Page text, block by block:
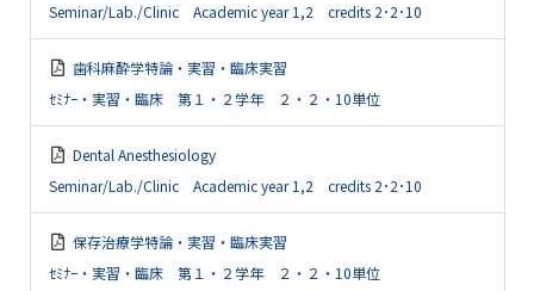
Seminar/Lab./Clinic Academic year 1,2 credits 2･2･10
歯科麻酔学特論・実習・臨床実習
ｾﾐﾅｰ・実習・臨床 第１・２学年 ２・２・10単位
Dental Anesthesiology
Seminar/Lab./Clinic Academic year 1,2 credits 2･2･10
保存治療学特論・実習・臨床実習
ｾﾐﾅｰ・実習・臨床 第１・２学年 ２・２・10単位